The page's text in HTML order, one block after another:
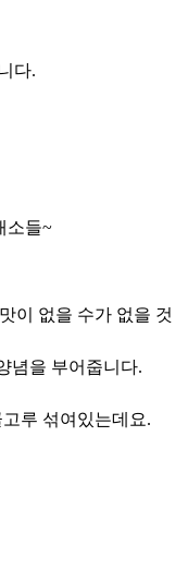
다.
소들~
이 없을 수가 없을 것
념을 부어줍니다.
루 섞여있는데요.